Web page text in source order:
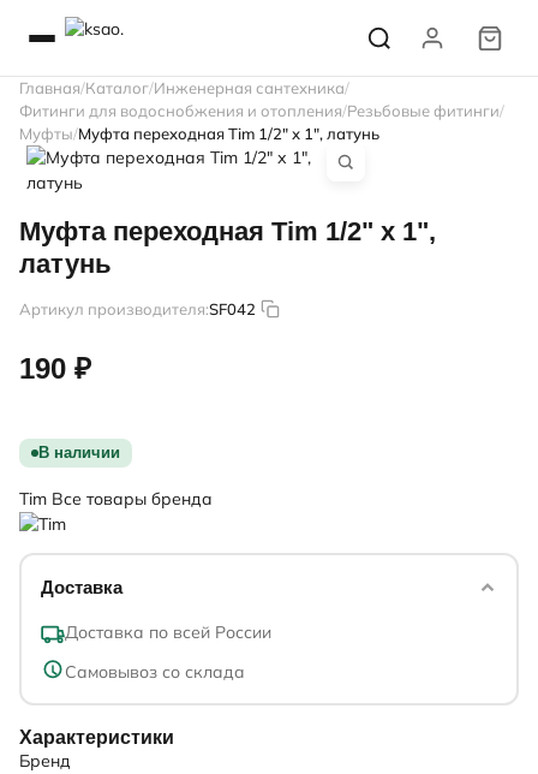
Главная Каталог Инженерная сантехника
Фитинги для водоснобжения и отопления Резьбовые фитинги
Муфты Муфта переходная Tim 1/2" х 1", латунь
Муфта переходная Tim 1/2" х 1",
латунь
Артикул производителя:SF042
190 ₽
В наличии
Tim Все товары бренда
Доставка
Доставка по всей России
Самовывоз со склада
Характеристики
Бренд